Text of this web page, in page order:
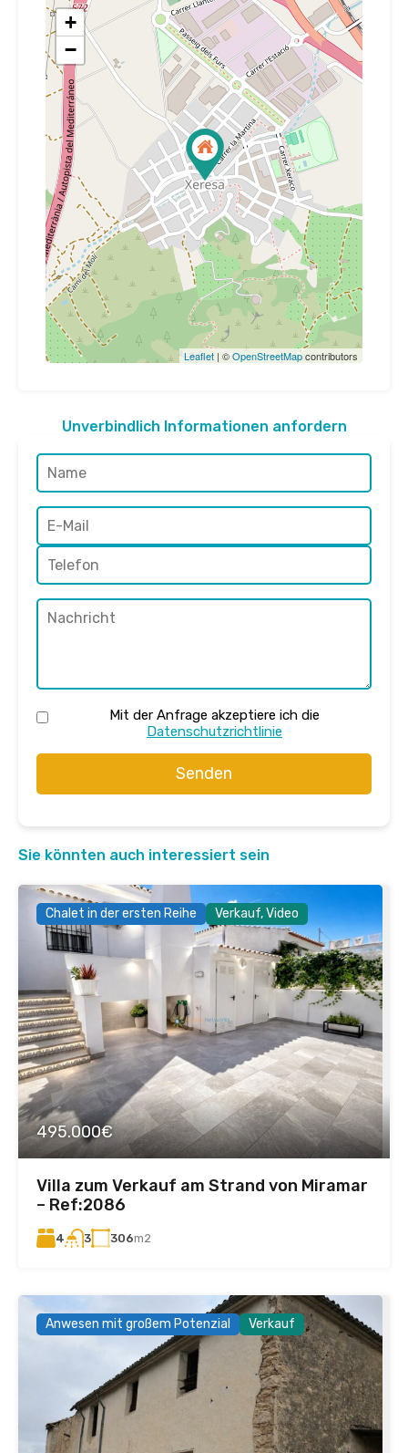
+
−
Leaflet | ©OpenStreetMapcontributors
Unverbindlich Informationen anfordern
Mit der Anfrage akzeptiere ich die
Datenschutzrichtlinie
Senden
Sie könnten auch interessiert sein
Chalet in der ersten Reihe Verkauf, Video
495.000€
Villa zum Verkauf am Strand von Miramar
– Ref:2086
4 3 306m2
Anwesen mit großem Potenzial Verkauf